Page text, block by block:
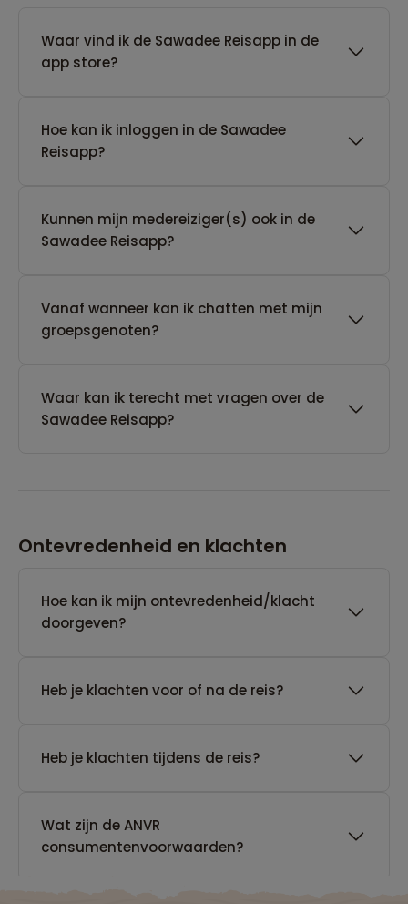
Waar vind ik de Sawadee Reisapp in de
app store?
Hoe kan ik inloggen in de Sawadee
Reisapp?
Kunnen mijn medereiziger(s) ook in de
Sawadee Reisapp?
Vanaf wanneer kan ik chatten met mijn
groepsgenoten?
Waar kan ik terecht met vragen over de
Sawadee Reisapp?
Ontevredenheid en klachten
Hoe kan ik mijn ontevredenheid/klacht
doorgeven?
Heb je klachten voor of na de reis?
Heb je klachten tijdens de reis?
Wat zijn de ANVR
consumentenvoorwaarden?